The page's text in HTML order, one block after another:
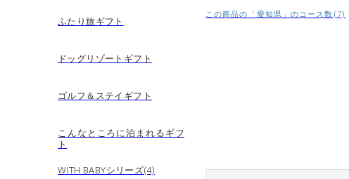
ふたり旅ギフト
ドッグリゾートギフト
ゴルフ＆ステイギフト
こんなところに泊まれるギフ
ト
WITH BABYシリーズ(4)
この商品の「愛知県」のコース数(7)